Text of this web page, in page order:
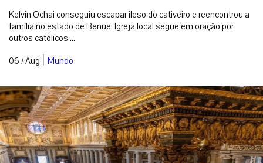
Kelvin Ochai conseguiu escapar ileso do cativeiro e reencontrou a
família no estado de Benue; Igreja local segue em oração por
outros católicos ...
06 / Aug | Mundo